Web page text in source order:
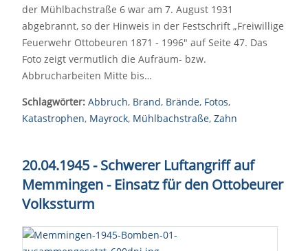
der Mühlbachstraße 6 war am 7. August 1931
abgebrannt, so der Hinweis in der Festschrift „Freiwillige
Feuerwehr Ottobeuren 1871 - 1996" auf Seite 47. Das
Foto zeigt vermutlich die Aufräum- bzw.
Abbrucharbeiten Mitte bis…
Schlagwörter: Abbruch, Brand, Brände, Fotos,
Katastrophen, Mayrock, Mühlbachstraße, Zahn
20.04.1945 - Schwerer Luftangriff auf
Memmingen - Einsatz für den Ottobeurer
Volkssturm